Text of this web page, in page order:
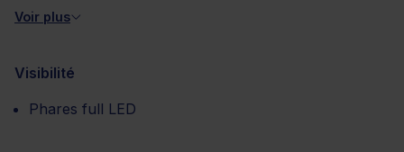
Voir plus
Visibilité
Phares full LED